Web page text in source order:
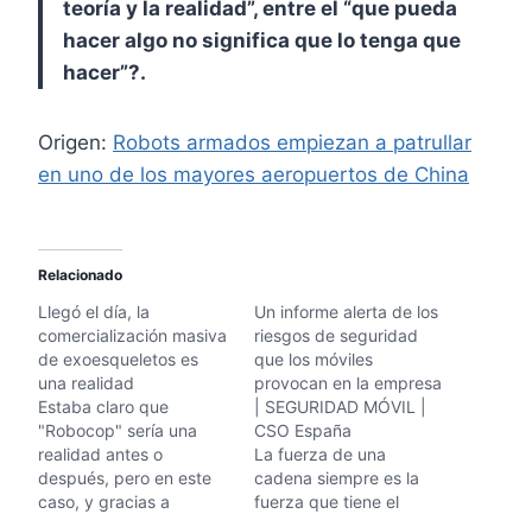
teoría y la realidad”, entre el “que pueda
hacer algo no significa que lo tenga que
hacer”?.
Origen: Robots armados empiezan a patrullar
en uno de los mayores aeropuertos de China
Relacionado
Llegó el día, la
comercialización masiva
de exoesqueletos es
una realidad
Estaba claro que
"Robocop" sería una
realidad antes o
después, pero en este
caso, y gracias a
Un informe alerta de los
riesgos de seguridad
que los móviles
provocan en la empresa
| SEGURIDAD MÓVIL |
CSO España
La fuerza de una
cadena siempre es la
fuerza que tiene el